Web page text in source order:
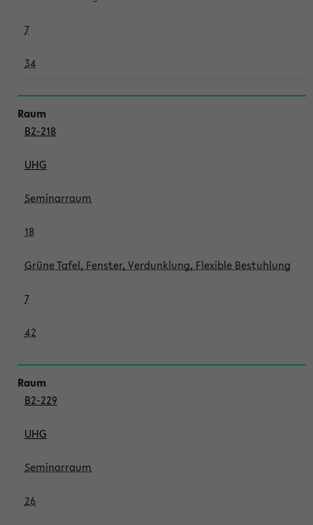
7
34
B2-218
UHG
Seminarraum
18
Grüne Tafel, Fenster, Verdunklung, Flexible Bestuhlung
7
42
B2-229
UHG
Seminarraum
26